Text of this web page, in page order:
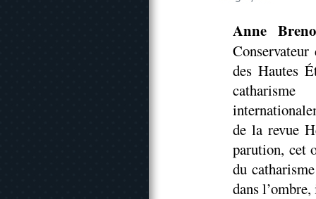
Anne
des Hautes
de la revue
parution, cet
du
dans